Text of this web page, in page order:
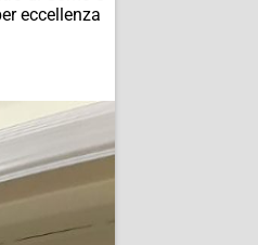
eccellenza